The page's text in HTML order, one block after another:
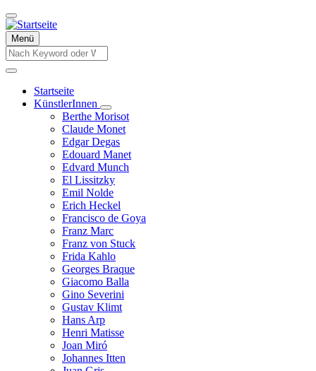
Direkt
zum
Inhalt
Menü
Suche
Suche
Hauptnavigation
Startseite
KünstlerInnen
Unternavigation
von
KünstlerInnen
Berthe Morisot
Claude Monet
Edgar Degas
Edouard Manet
Edvard Munch
El Lissitzky
Emil Nolde
Erich Heckel
Francisco de Goya
Franz Marc
Franz von Stuck
Frida Kahlo
Georges Braque
Giacomo Balla
Gino Severini
Gustav Klimt
Hans Arp
Henri Matisse
Joan Miró
Johannes Itten